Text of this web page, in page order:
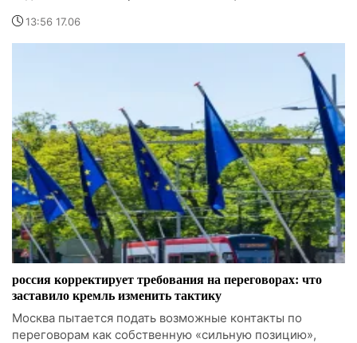
13:56 17.06
россия корректирует требования на переговорах: что
заставило кремль изменить тактику
Москва пытается подать возможные контакты по
переговорам как собственную «сильную позицию»,